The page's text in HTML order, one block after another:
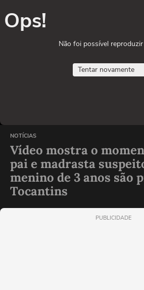
Ops!
Não foi possível
Tentar novamente
NOTÍCIAS
Vídeo mostra o
pai e madrasta
menino de 3 anos são
Tocantins
PUBLICIDADE